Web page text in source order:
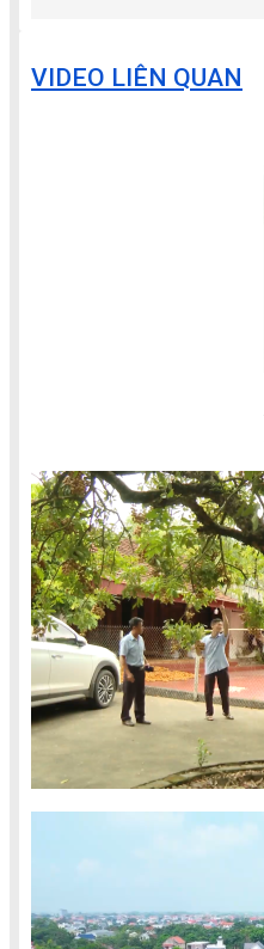
VIDEO LIÊN QUAN